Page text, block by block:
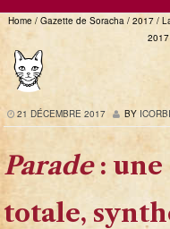
Home /Gazette de Soracha /2017 /
21 DÉCEMBRE 2017 BY
Parade: une
totale,